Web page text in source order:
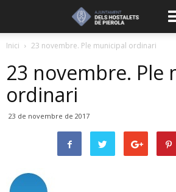
Inici 23 novembre. Ple municipal ordinari
23 novembre. Ple
ordinari
23 de novembre de 2017